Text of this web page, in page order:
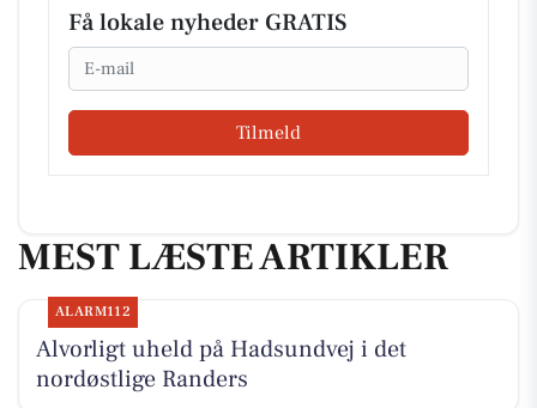
Få lokale nyheder GRATIS
Email
Tilmeld
MEST LÆSTE ARTIKLER
ALARM112
Alvorligt uheld på Hadsundvej i det
nordøstlige Randers